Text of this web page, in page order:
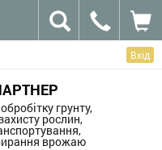
Вхід
грунту,
рослин,
врожаю